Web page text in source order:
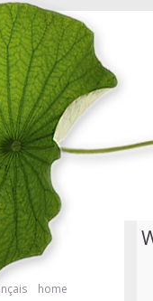
oder Brailliezeile,
home